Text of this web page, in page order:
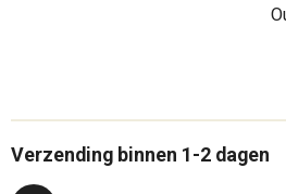
Verzending binnen 1-2 dagen